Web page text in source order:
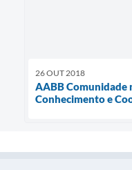
26 OUT 2018
AABB Comunidade
Conhecimento e